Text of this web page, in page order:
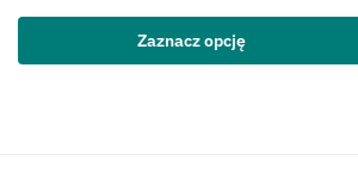
Zaznacz opcję